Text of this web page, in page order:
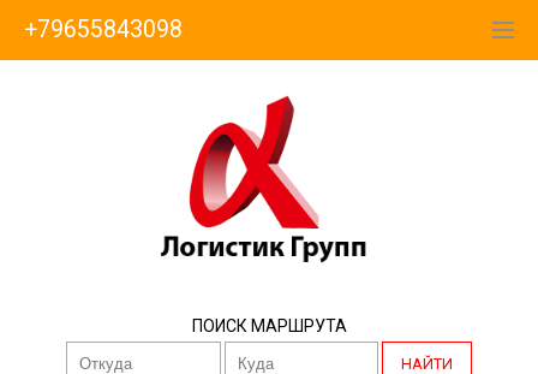
+79655843098
ПОИСК МАРШРУТА
НАЙТИ